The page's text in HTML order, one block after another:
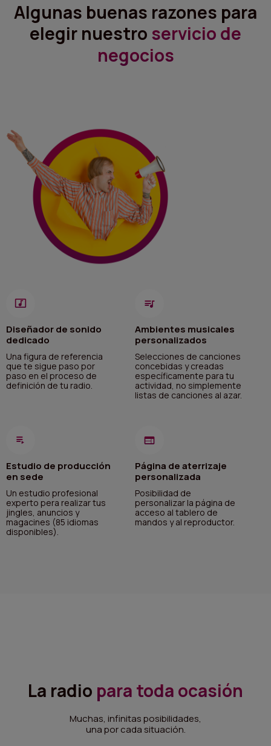
Algunas buenas razones para
elegir nuestro servicio de
negocios
Diseñador de sonido
dedicado
Una figura de referencia
que te sigue paso por
paso en el proceso de
definición de tu radio.
Ambientes musicales
personalizados
Selecciones de canciones
concebidas y creadas
específicamente para tu
actividad, no simplemente
listas de canciones al azar.
Estudio de producción
en sede
Un estudio profesional
experto pera realizar tus
jingles, anuncios y
magacines (85 idiomas
disponibles).
Página de aterrizaje
personalizada
Posibilidad de
personalizar la página de
acceso al tablero de
mandos y al reproductor.
La radio para toda ocasión
Muchas, infinitas posibilidades,
una por cada situación.